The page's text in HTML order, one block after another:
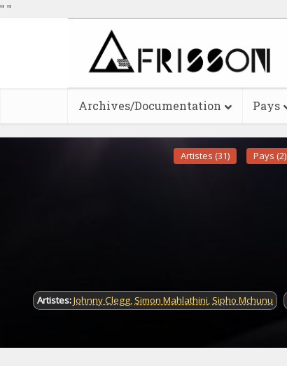
" "
Archives/Documentation Pays
Artistes (31) Pays (2)
Artistes:Johnny Clegg, Simon Mahlathini, Sipho Mchunu